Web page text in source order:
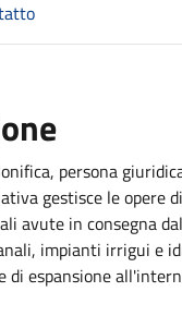
persona
gestisce le opere di
avute in consegna
impianti irrigui e
di espansione